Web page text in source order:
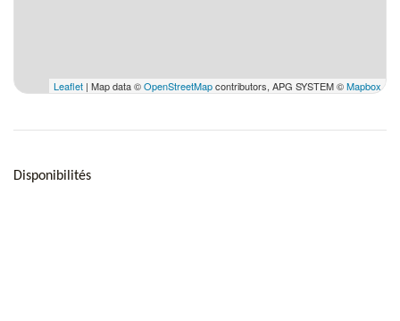
Leaflet | Map data ©OpenStreetMapcontributors, APG SYSTEM ©Mapbox
Disponibilités